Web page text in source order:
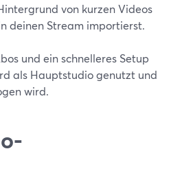
von kurzen Videos
deinen Stream importierst.
und ein schnelleres Setup
als Hauptstudio genutzt und
wird.